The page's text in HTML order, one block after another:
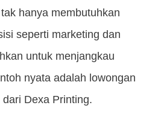
hanya membutuhkan
seperti marketing dan
untuk menjangkau
nyata adalah lowongan
Dexa Printing.